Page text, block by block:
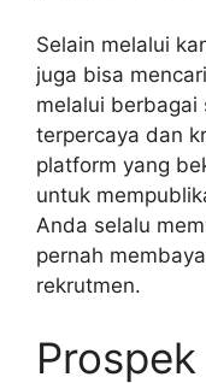
Selain melalui
juga bisa
melalui berbagai
terpercaya dan
platform yang
untuk
Anda selalu
pernah
rekrutmen.